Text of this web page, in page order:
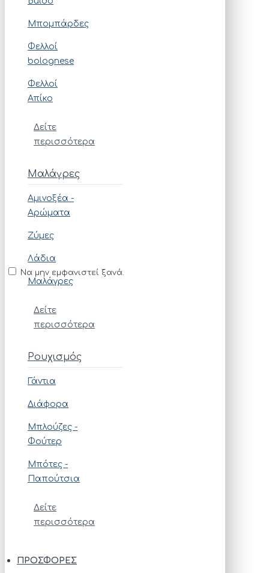
Μπομπάρδες
Φελλοί
bolognese
Φελλοί
Απίκο
Δείτε
περισσότερα
Μαλάγρες
Αμινοξέα -
Αρώματα
Ζύμες
Λάδια
Μαλάγρες
Δείτε
περισσότερα
Ρουχισμός
Γάντια
Διάφορα
Μπλούζες -
Φούτερ
Μπότες -
Παπούτσια
Δείτε
περισσότερα
ΠΡΟΣΦΟΡΈΣ
Να μην εμφανιστεί ξανά.